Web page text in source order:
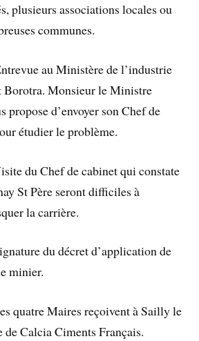
plusieurs associations locales ou
communes.
au Ministère de l’industrie
Borotra. Monsieur le Ministre
propose d’envoyer son Chef de
étudier le problème.
du Chef de cabinet qui constate
St Père seront difficiles à
la carrière.
du décret d’application de
minier.
quatre Maires reçoivent à Sailly le
de Calcia Ciments Français.